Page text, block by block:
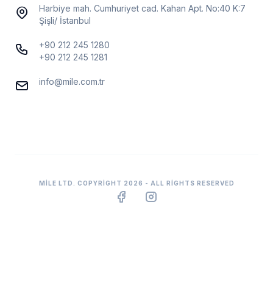
Harbiye mah. Cumhuriyet cad. Kahan Apt. No:40 K:7
Şişli/ İstanbul
+90 212 245 1280
+90 212 245 1281
info@mile.com.tr
MILE LTD. COPYRIGHT 2026 - ALL RIGHTS RESERVED